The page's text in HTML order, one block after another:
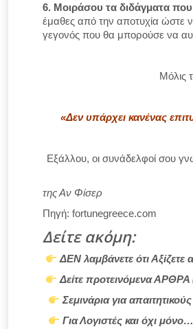
6. Μοιράσου τα διδάγματα
έμαθες από την αποτυχία ώστε
γεγονός που θα μπορούσε να
Μόλις
«Δεν υπάρχει κανένας
Εξάλλου, οι συνάδελφοί σου
της Αν Φίσερ
Πηγή: fortunegreece.com
Δείτε ακόμη:
ΔΕΝ λαμβάνετε ότι
Δείτε προτεινόμενα ΑΡΘΡΑ
Σεμινάρια για
Για Λογιστές και όχι